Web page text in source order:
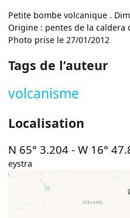
Petite bombe volcanique .
Origine : pentes de la caldera
Photo prise le 27/01/2012
Tags de l’auteur
volcanisme
Localisation
N 65° 3.204 -W 16°
eystra